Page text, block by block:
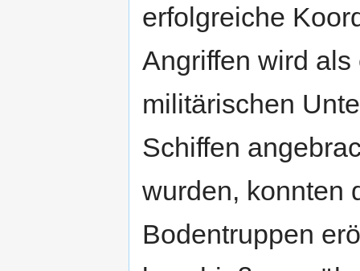
erfolgreiche
Angriffen wird
militärischen
Schiffen
wurden, konnten
Bodentruppen